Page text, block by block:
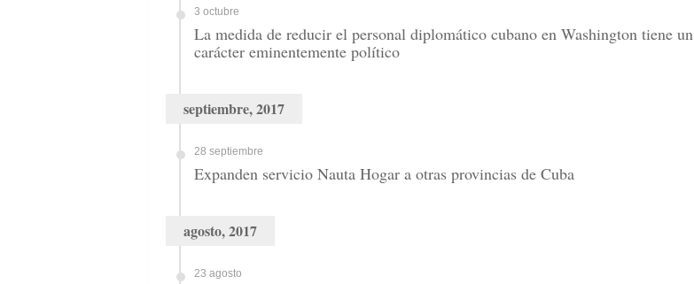
3 octubre
La medida de reducir el personal diplomático cubano en Washington tiene un
carácter eminentemente político
septiembre, 2017
28 septiembre
Expanden servicio Nauta Hogar a otras provincias de Cuba
agosto, 2017
23 agosto